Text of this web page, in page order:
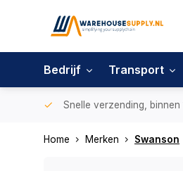
Bedrijf Transport
Snelle verzending,
Home Merken Swanson